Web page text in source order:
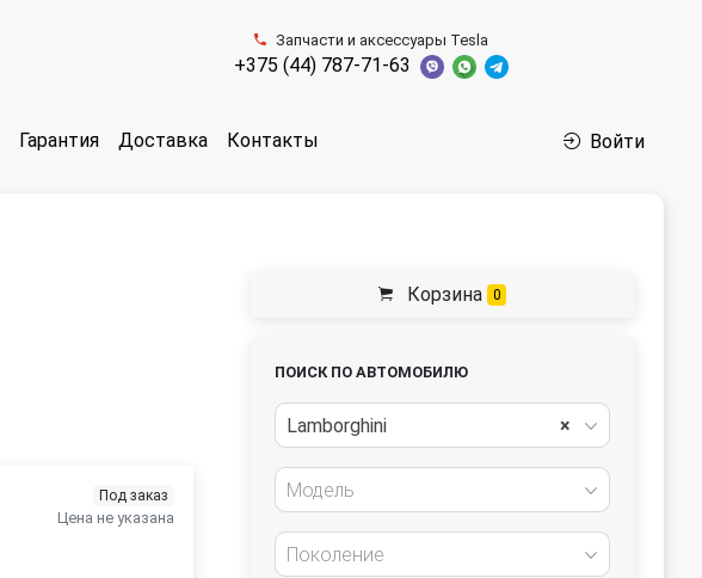
Запчасти и аксессуары Tesla
+375 (44) 787-71-63
Гарантия Доставка Контакты Войти
Под заказ
Цена не указана
Корзина 0
ПОИСК ПО АВТОМОБИЛЮ
×
Lamborghini
Модель
Поколение